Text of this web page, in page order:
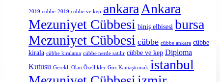
2019 cübbe 2019 cübbe ve kep ankara Ankara
Mezuniyet Cübbesi biniş elbisesi bursa
Mezuniyet Cübbesi cübbe cübbe ankara cübbe
kirala cübbe kiralama cübbe nerde satılır cübbe ve kep Diploma
Kutusu Gerekli Olan Özellikler Göz Kamaştırmak istanbul